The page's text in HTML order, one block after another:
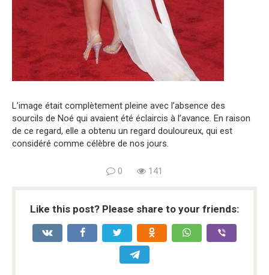
L’image était complètement pleine avec l’absence des
sourcils de Noé qui avaient été éclaircis à l’avance. En raison
de ce regard, elle a obtenu un regard douloureux, qui est
considéré comme célèbre de nos jours.
0 141
Like this post? Please share to your friends: